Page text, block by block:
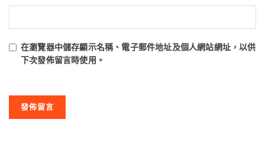
在瀏覽器中儲存顯示名稱、電子郵件地址及個人網站網址，以供
下次發佈留言時使用。